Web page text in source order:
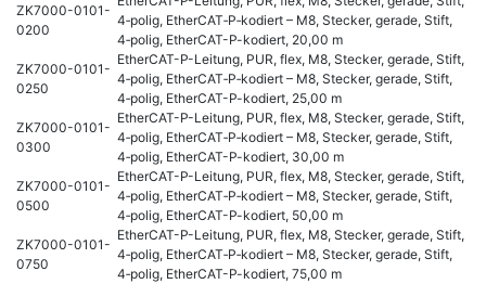
ZK7000-0101-
0200
4‑polig, EtherCAT‑P‑kodiert – M8, Stecker, gerade, Stift,
4‑polig, EtherCAT-P-kodiert, 20,00 m
ZK7000-0101-
0250
EtherCAT-P-Leitung, PUR, flex, M8, Stecker, gerade, Stift,
4‑polig, EtherCAT‑P‑kodiert – M8, Stecker, gerade, Stift,
4‑polig, EtherCAT-P-kodiert, 25,00 m
ZK7000-0101-
0300
EtherCAT-P-Leitung, PUR, flex, M8, Stecker, gerade, Stift,
4‑polig, EtherCAT‑P‑kodiert – M8, Stecker, gerade, Stift,
4‑polig, EtherCAT-P-kodiert, 30,00 m
ZK7000-0101-
0500
EtherCAT-P-Leitung, PUR, flex, M8, Stecker, gerade, Stift,
4‑polig, EtherCAT‑P‑kodiert – M8, Stecker, gerade, Stift,
4‑polig, EtherCAT-P-kodiert, 50,00 m
ZK7000-0101-
0750
EtherCAT-P-Leitung, PUR, flex, M8, Stecker, gerade, Stift,
4‑polig, EtherCAT‑P‑kodiert – M8, Stecker, gerade, Stift,
4‑polig, EtherCAT-P-kodiert, 75,00 m